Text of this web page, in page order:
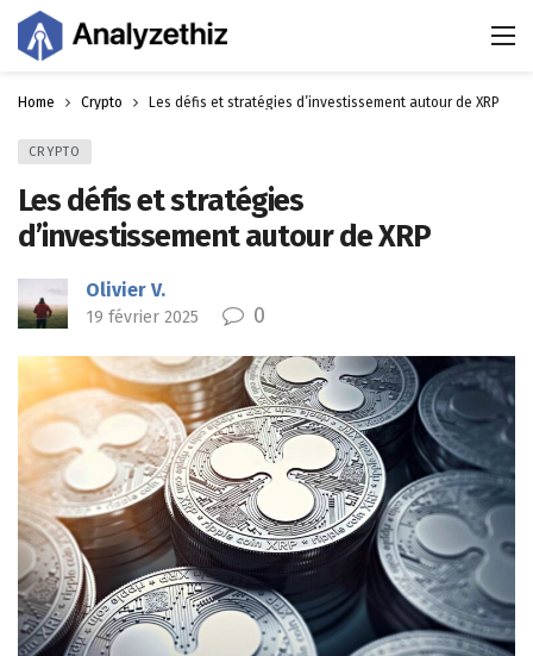
Home Crypto Les défis et stratégies d’investissement autour de XRP
CRYPTO
Les défis et stratégies
d’investissement autour de XRP
Olivier V.
19 février 2025 0